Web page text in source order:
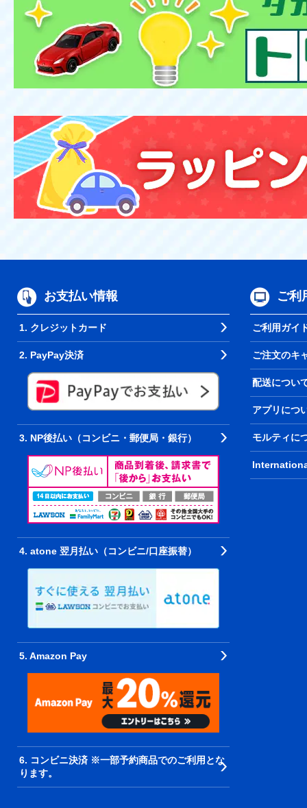
お支払い情報
1. クレジットカード
2. PayPay決済
3. NP後払い（コンビニ・郵便局・銀行）
4. atone 翌月払い（コンビニ/口座振替）
5. Amazon Pay
6. コンビニ決済 ※一部予約商品でのご利用とな
ります。
ご利
ご利用ガイ
ご注文のキ
配送につい
アプリにつ
モルティに